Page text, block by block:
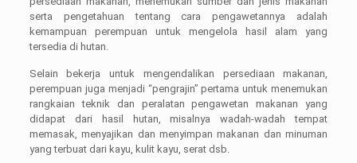
serta pengetahuan tentang cara pengawetannya adalah
kemampuan perempuan untuk mengelola hasil alam yang
tersedia di hutan.
Selain bekerja untuk mengendalikan persediaan makanan,
perempuan juga menjadi “pengrajin” pertama untuk menemukan
rangkaian teknik dan peralatan pengawetan makanan yang
didapat dari hasil hutan, misalnya wadah-wadah tempat
memasak, menyajikan dan menyimpan makanan dan minuman
yang terbuat dari kayu, kulit kayu, serat dsb.